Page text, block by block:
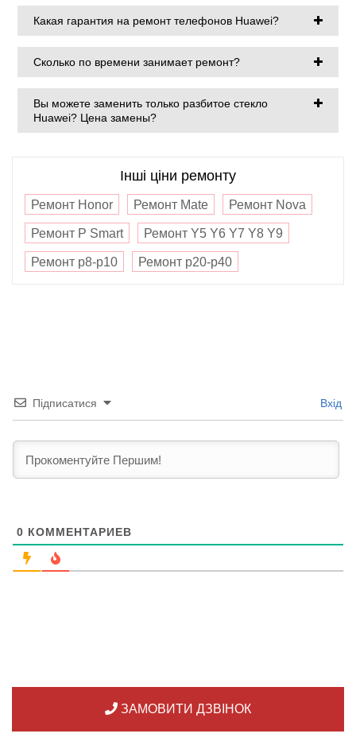
Какая гарантия на ремонт телефонов Huawei?
Сколько по времени занимает ремонт?
Вы можете заменить только разбитое стекло
Huawei? Цена замены?
Інші ціни ремонту
Ремонт Honor Ремонт Mate Ремонт Nova
Ремонт P Smart Ремонт Y5 Y6 Y7 Y8 Y9
Ремонт p8-p10 Ремонт p20-p40
Підписатися Вхід
0 КОММЕНТАРИЕВ
ЗАМОВИТИ ДЗВІНОК